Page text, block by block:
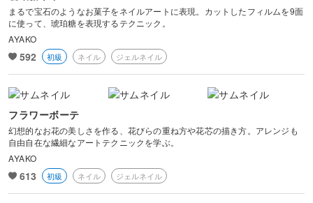
まるで宝石のようなお菓子をネイルアートに表現。カットしたフィルムを9面
に使って、琥珀糖を表現するテクニック。
AYAKO
592 初級 ネイル ジェルネイル
フラワーボーテ
幻想的なお花の美しさを作る、花びらの重ね方や花芯の描き方。アレンジも
自由自在な繊細なアートテクニックを学ぶ。
AYAKO
613 初級 ネイル ジェルネイル